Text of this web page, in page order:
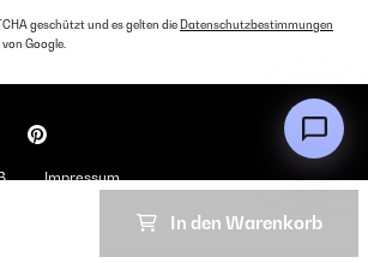
In den Warenkorb
geschützt und es gelten die Datenschutzbestimmungen
von Google.
Impressum
All rights reserved